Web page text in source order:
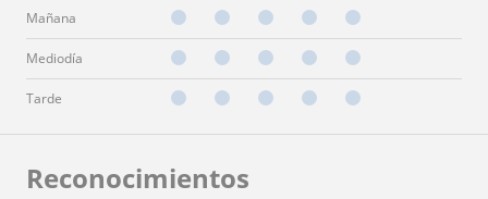
Mañana
Mediodía
Tarde
Reconocimientos